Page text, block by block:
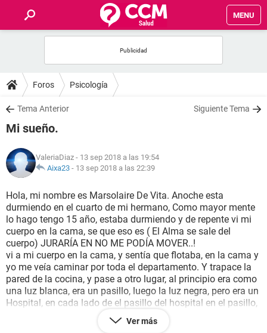
MENU
FOROS
SALUD
NUTRICIÓN
BIENESTAR
SEXUALIDAD
GLOSARIO
Foros Psicología
Tema Anterior Siguiente Tema
Mi sueño.
ValeriaDiaz - 13 sep 2018 a las 19:54
Aixa23 - 13 sep 2018 a las 22:39
Hola, mi nombre es Marsolaire De Vita. Anoche esta
durmiendo en el cuarto de mi hermano, Como mayor mente
lo hago tengo 15 año, estaba durmiendo y de repente vi mi
cuerpo en la cama, se que eso es ( El Alma se sale del
cuerpo) JURARÍA EN NO ME PODÍA MOVER..!
vi a mi cuerpo en la cama, y sentía que flotaba, en la cama y
yo me veía caminar por toda el departamento. Y trapace la
pared de la cocina, y pase a otro lugar, al principio era como
una luz blanca, era un pasillo, luego la luz negra, pero era un
Hospital, en cada lado de el pasillo del hospital en el pasillo,
había Muerto..! Unos de esos de eso muerto esta yo .. Yo
cortados con una Ogilla .. Y estaba
Ver más